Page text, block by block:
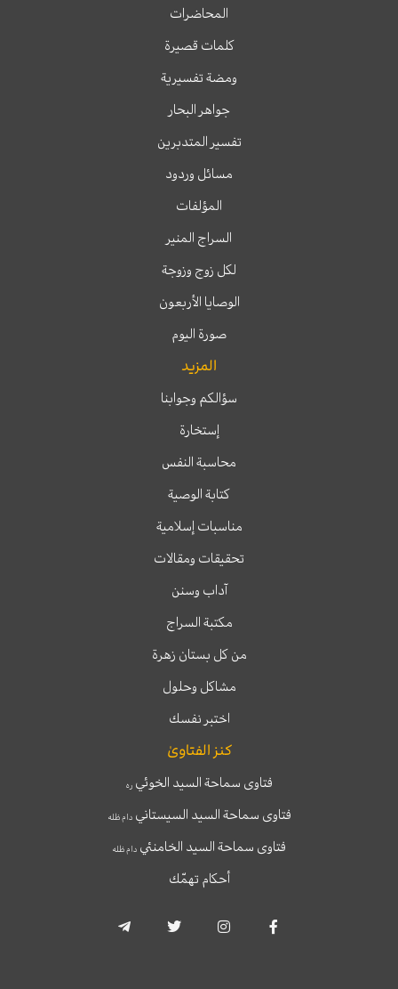
المحاضرات
كلمات قصيرة
ومضة تفسيرية
جواهر البحار
تفسير المتدبرين
مسائل وردود
المؤلفات
السراج المنير
لكل زوج وزوجة
الوصايا الأربعون
صورة اليوم
المزيد
سؤالكم وجوابنا
إستخارة
محاسبة النفس
كتابة الوصية
مناسبات إسلامية
تحقيقات ومقالات
آداب وسنن
مكتبة السراج
من كل بستان زهرة
مشاكل وحلول
اختبر نفسك
كنز الفتاوىٰ
فتاوى سماحة السيد الخوئيره
فتاوى سماحة السيد السيستانيدام ظله
فتاوى سماحة السيد الخامنئي دام ظله
أحكام تهمّك
a
c
s
i
l